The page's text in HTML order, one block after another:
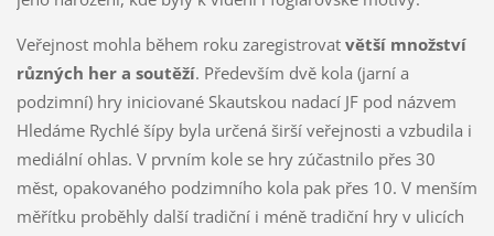
Veřejnost mohla během roku zaregistrovat větší množství
různých her a soutěží. Především dvě kola (jarní a
podzimní) hry iniciované Skautskou nadací JF pod názvem
Hledáme Rychlé šípy byla určená širší veřejnosti a vzbudila i
mediální ohlas. V prvním kole se hry zúčastnilo přes 30
měst, opakovaného podzimního kola pak přes 10. V menším
měřítku proběhly další tradiční i méně tradiční hry v ulicích